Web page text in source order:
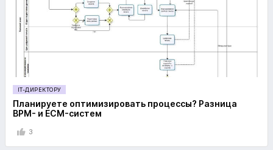
IT-ДИРЕКТОРУ
Планируете оптимизировать процессы? Разница
BPM- и ECM-систем
3